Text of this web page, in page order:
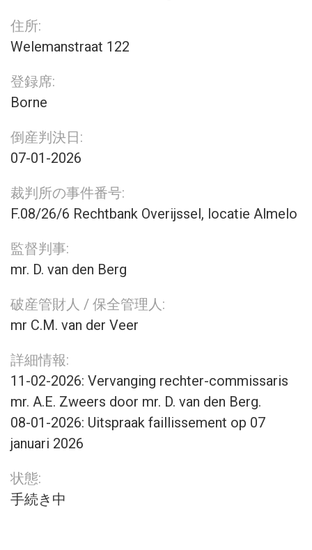
住所:
Welemanstraat 122
登録席:
Borne
倒産判決日:
07-01-2026
裁判所の事件番号:
F.08/26/6 Rechtbank Overijssel, locatie Almelo
監督判事:
mr. D. van den Berg
破産管財人 / 保全管理人:
mr C.M. van der Veer
詳細情報:
11-02-2026: Vervanging rechter-commissaris
mr. A.E. Zweers door mr. D. van den Berg.
08-01-2026: Uitspraak faillissement op 07
januari 2026
状態:
手続き中